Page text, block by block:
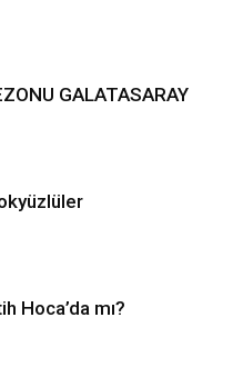
GALATASARAY
Hoca’da mı?